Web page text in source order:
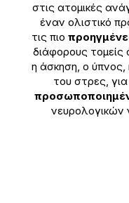
στις ατομικές
έναν ολιστικό
τις πιο
διάφορους
η άσκηση, ο ύπνος,
του στρες,
νευρολογικών